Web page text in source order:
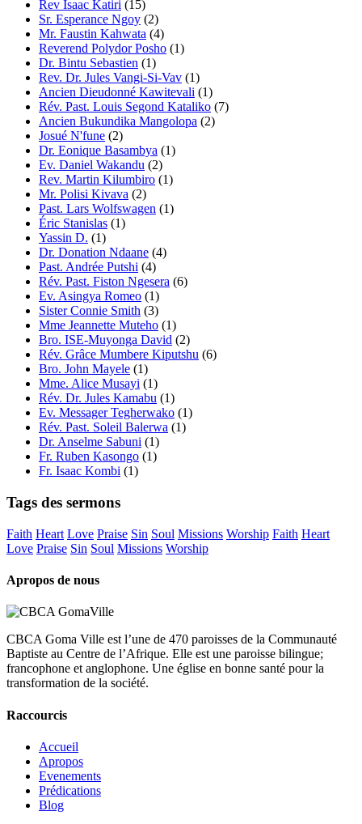
Rev Isaac Katiri (15)
Sr. Esperance Ngoy (2)
Mr. Faustin Kahwata (4)
Reverend Polydor Posho (1)
Dr. Bintu Sebastien (1)
Rev. Dr. Jules Vangi-Si-Vav (1)
Ancien Dieudonné Kawitevali (1)
Rév. Past. Louis Segond Kataliko (7)
Ancien Bukundika Mangolopa (2)
Josué N'fune (2)
Dr. Eonique Basambya (1)
Ev. Daniel Wakandu (2)
Rev. Martin Kilumbiro (1)
Mr. Polisi Kivava (2)
Past. Lars Wolfswagen (1)
Éric Stanislas (1)
Yassin D. (1)
Dr. Donation Ndaane (4)
Past. Andrée Putshi (4)
Rév. Past. Fiston Ngesera (6)
Ev. Asingya Romeo (1)
Sister Connie Smith (3)
Mme Jeannette Muteho (1)
Bro. ISE-Muyonga David (2)
Rév. Grâce Mumbere Kiputshu (6)
Bro. John Mayele (1)
Mme. Alice Musayi (1)
Rév. Dr. Jules Kamabu (1)
Ev. Messager Tegherwako (1)
Rév. Past. Soleil Balerwa (1)
Dr. Anselme Sabuni (1)
Fr. Ruben Kasongo (1)
Fr. Isaac Kombi (1)
Tags des sermons
Faith Heart Love Praise Sin Soul Missions Worship Faith Heart
Love Praise Sin Soul Missions Worship
Apropos de nous
CBCA Goma Ville est l’une de 470 paroisses de la Communauté
Baptiste au Centre de l’Afrique. Elle est une paroisse bilingue;
francophone et anglophone. Une église en bonne santé pour la
transformation de la société.
Raccourcis
Accueil
Apropos
Evenements
Prédications
Blog